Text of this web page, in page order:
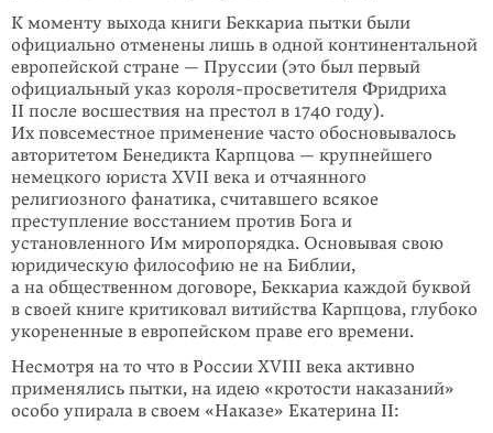
К моменту выхода книги Беккариа пытки были
официально отменены лишь в одной континентальной
европейской стране — Пруссии (это был первый
официальный указ короля-просветителя Фридриха
II после восшествия на престол в 1740 году).
Их повсеместное применение часто обосновывалось
авторитетом Бенедикта Карпцова — крупнейшего
немецкого юриста XVII века и отчаянного
религиозного фанатика, считавшего всякое
преступление восстанием против Бога и
установленного Им миропорядка. Основывая свою
юридическую философию не на Библии,
а на общественном договоре, Беккариа каждой буквой
в своей книге критиковал витийства Карпцова, глубоко
укорененные в европейском праве его времени.
Несмотря на то что в России XVIII века активно
применялись пытки, на идею «кротости наказаний»
особо упирала в своем «Наказе» Екатерина II: